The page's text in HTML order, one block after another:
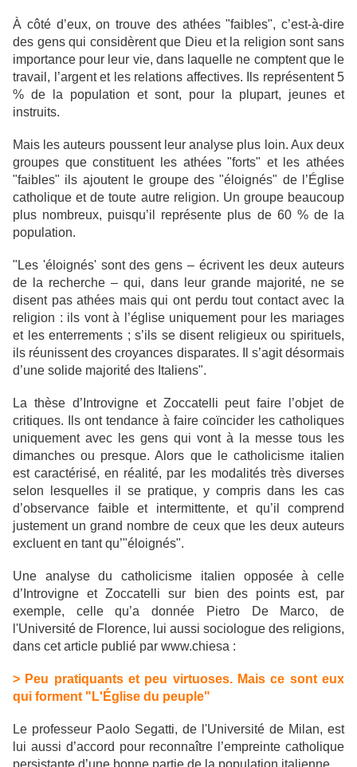
À côté d’eux, on trouve des athées "faibles", c’est-à-dire
des gens qui considèrent que Dieu et la religion sont sans
importance pour leur vie, dans laquelle ne comptent que le
travail, l’argent et les relations affectives. Ils représentent 5
% de la population et sont, pour la plupart, jeunes et
instruits.
Mais les auteurs poussent leur analyse plus loin. Aux deux
groupes que constituent les athées "forts" et les athées
"faibles" ils ajoutent le groupe des "éloignés" de l’Église
catholique et de toute autre religion. Un groupe beaucoup
plus nombreux, puisqu’il représente plus de 60 % de la
population.
"Les 'éloignés' sont des gens – écrivent les deux auteurs
de la recherche – qui, dans leur grande majorité, ne se
disent pas athées mais qui ont perdu tout contact avec la
religion : ils vont à l’église uniquement pour les mariages
et les enterrements ; s’ils se disent religieux ou spirituels,
ils réunissent des croyances disparates. Il s’agit désormais
d’une solide majorité des Italiens".
La thèse d’Introvigne et Zoccatelli peut faire l’objet de
critiques. Ils ont tendance à faire coïncider les catholiques
uniquement avec les gens qui vont à la messe tous les
dimanches ou presque. Alors que le catholicisme italien
est caractérisé, en réalité, par les modalités très diverses
selon lesquelles il se pratique, y compris dans les cas
d’observance faible et intermittente, et qu’il comprend
justement un grand nombre de ceux que les deux auteurs
excluent en tant qu’"éloignés".
Une analyse du catholicisme italien opposée à celle
d’Introvigne et Zoccatelli sur bien des points est, par
exemple, celle qu’a donnée Pietro De Marco, de
l'Université de Florence, lui aussi sociologue des religions,
dans cet article publié par www.chiesa :
> Peu pratiquants et peu virtuoses. Mais ce sont eux
qui forment "L'Église du peuple"
Le professeur Paolo Segatti, de l'Université de Milan, est
lui aussi d’accord pour reconnaître l’empreinte catholique